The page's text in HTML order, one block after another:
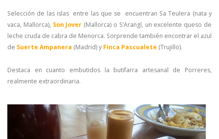
Selección de las islas entre las que se encuentran Sa Teulera (nata y
vaca, Mallorca), Son Jover (Mallorca) o S’Arangí, un excelente queso de
leche cruda de cabra de Menorca. Sorprende también encontrar el azul
de Suerte Ampanera (Madrid) y Finca Pascualete (Trujillo).
Destaca en cuanto embutidos la butifarra artesanal de Porreres,
realmente extraordinaria.